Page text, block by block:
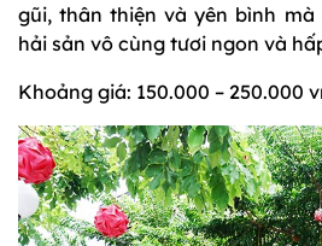
gũi, thân thiện và yên bình
hải sản vô cùng tươi ngon và
Khoảng giá: 150.000 – 250.000